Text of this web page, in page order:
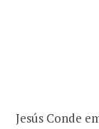
Jesús Conde